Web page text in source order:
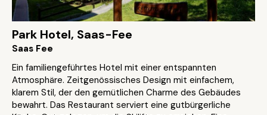
Park Hotel, Saas-Fee
Saas Fee
Ein familiengeführtes Hotel mit einer entspannten
Atmosphäre. Zeitgenössisches Design mit einfachem,
klarem Stil, der den gemütlichen Charme des Gebäudes
bewahrt. Das Restaurant serviert eine gutbürgerliche